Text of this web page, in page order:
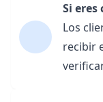
Si
Los
recibir